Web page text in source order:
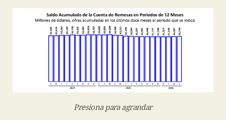
Presiona para agrandar